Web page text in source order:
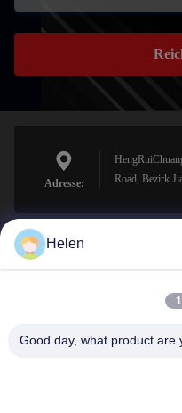
Adresse:
Road, Bezirk
Helen
Good day, what product are